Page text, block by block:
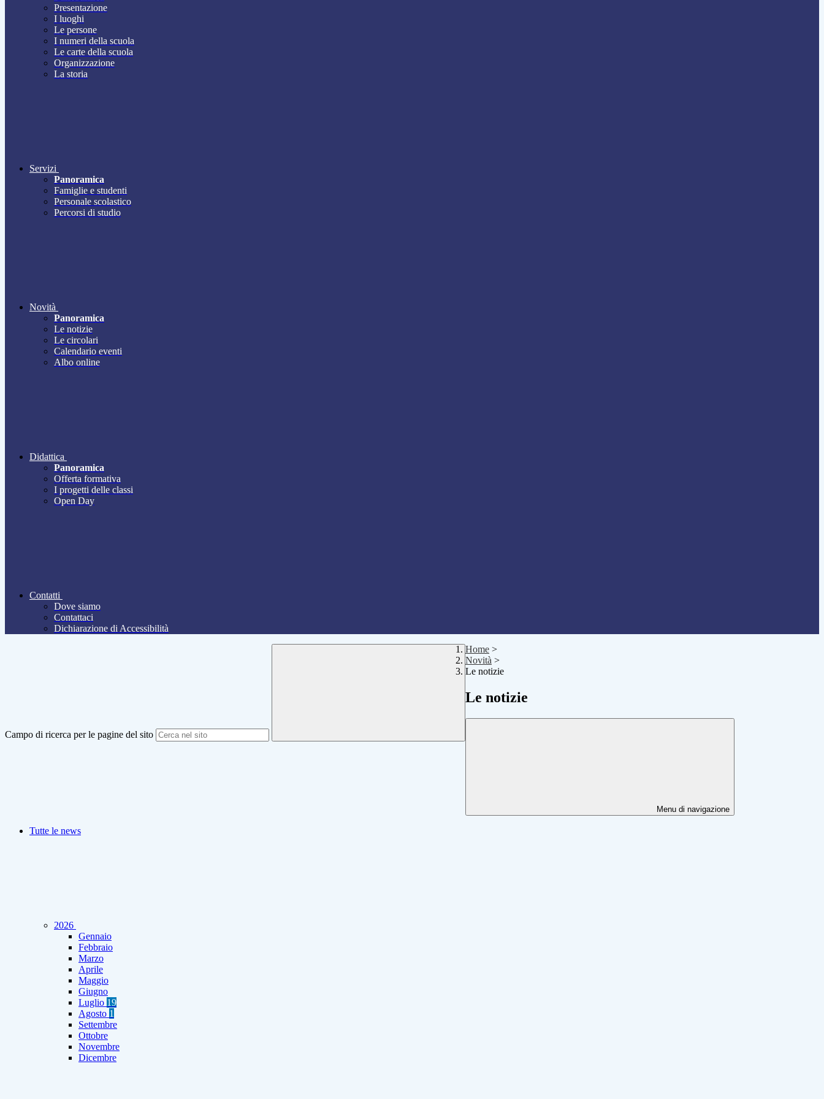
Presentazione
I luoghi
Le persone
I numeri della scuola
Le carte della scuola
Organizzazione
La storia
Servizi
Panoramica
Famiglie e studenti
Personale scolastico
Percorsi di studio
Novità
Panoramica
Le notizie
Le circolari
Calendario eventi
Albo online
Didattica
Panoramica
Offerta formativa
I progetti delle classi
Open Day
Contatti
Dove siamo
Contattaci
Dichiarazione di Accessibilità
Campo di ricerca per le pagine del sito
Home >
Novità >
Le notizie
Le notizie
Menu di navigazione
Tutte le news
2026
Gennaio
Febbraio
Marzo
Aprile
Maggio
Giugno
Luglio 19
Agosto 1
Settembre
Ottobre
Novembre
Dicembre